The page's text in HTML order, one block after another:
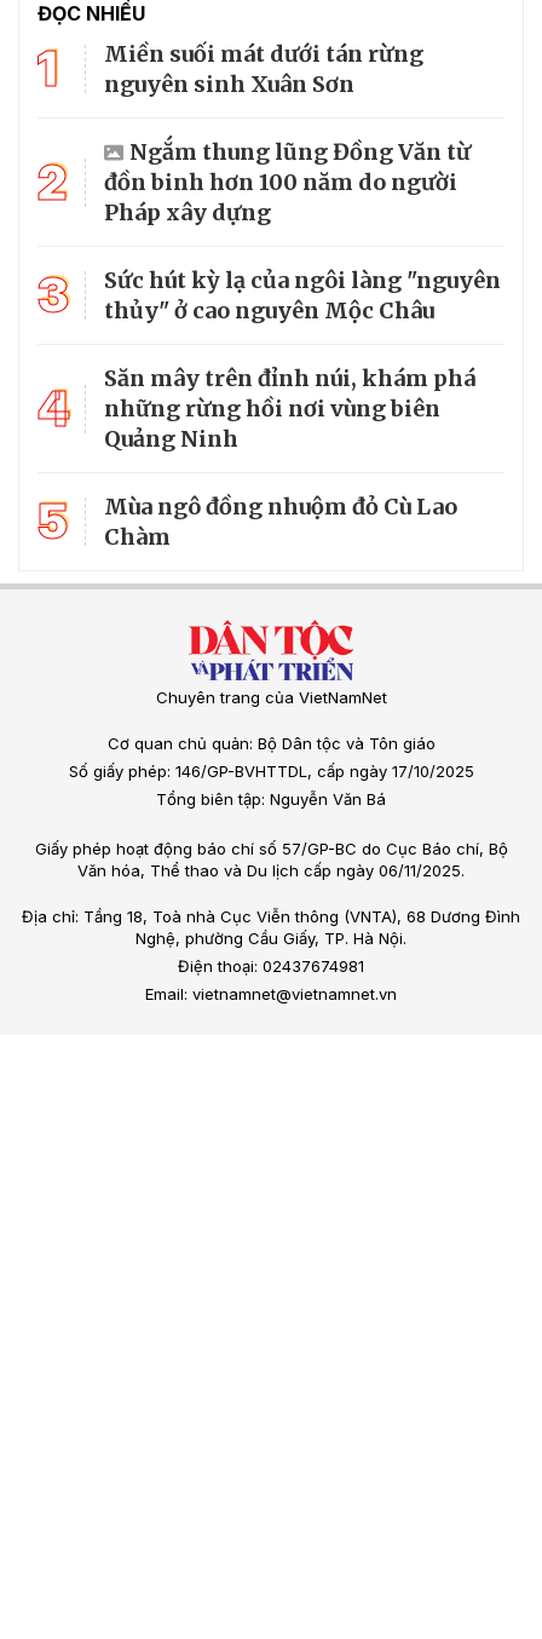
ĐỌC NHIỀU
1
Miền suối mát dưới tán rừng
nguyên sinh Xuân Sơn
2
Ngắm thung lũng Đồng Văn từ
đồn binh hơn 100 năm do người
Pháp xây dựng
3
Sức hút kỳ lạ của ngôi làng "nguyên
thủy" ở cao nguyên Mộc Châu
4
Săn mây trên đỉnh núi, khám phá
những rừng hồi nơi vùng biên
Quảng Ninh
5
Mùa ngô đồng nhuộm đỏ Cù Lao
Chàm
Chuyên trang của VietNamNet
Cơ quan chủ quản: Bộ Dân tộc và Tôn giáo
Số giấy phép: 146/GP-BVHTTDL, cấp ngày 17/10/2025
Tổng biên tập: Nguyễn Văn Bá
Giấy phép hoạt động báo chí số 57/GP-BC do Cục Báo chí, Bộ
Văn hóa, Thể thao và Du lịch cấp ngày 06/11/2025.
Địa chỉ: Tầng 18, Toà nhà Cục Viễn thông (VNTA), 68 Dương Đình
Nghệ, phường Cầu Giấy, TP. Hà Nội.
Điện thoại: 02437674981
Email: vietnamnet@vietnamnet.vn